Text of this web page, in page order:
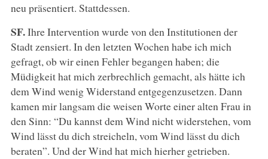
neu präsentiert. Stattdessen.
SF.Ihre Intervention wurde von den Institutionen der
Stadt zensiert. In den letzten Wochen habe ich mich
gefragt, ob wir einen Fehler begangen haben; die
Müdigkeit hat mich zerbrechlich gemacht, als hätte ich
dem Wind wenig Widerstand entgegenzusetzen. Dann
kamen mir langsam die weisen Worte einer alten Frau in
den Sinn: “Du kannst dem Wind nicht widerstehen, vom
Wind lässt du dich streicheln, vom Wind lässt du dich
beraten”. Und der Wind hat mich hierher getrieben.